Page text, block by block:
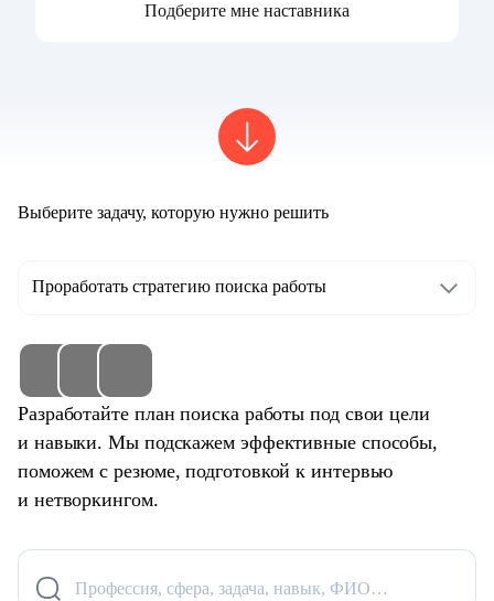
Подберите мне наставника
Выберите задачу, которую нужно решить
Проработать стратегию поиска работы
Разработайте план поиска работы под свои цели
и навыки. Мы подскажем эффективные способы,
поможем с резюме, подготовкой к интервью
и нетворкингом.
Профессия, сфера, задача, навык, ФИО…